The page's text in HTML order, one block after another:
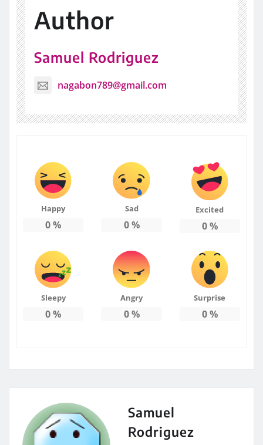
Author
Samuel Rodriguez
nagabon789@gmail.com
Happy
0%
Sad
0%
Excited
0%
Sleepy
0%
Angry
0%
Surprise
0%
Samuel
Rodriguez